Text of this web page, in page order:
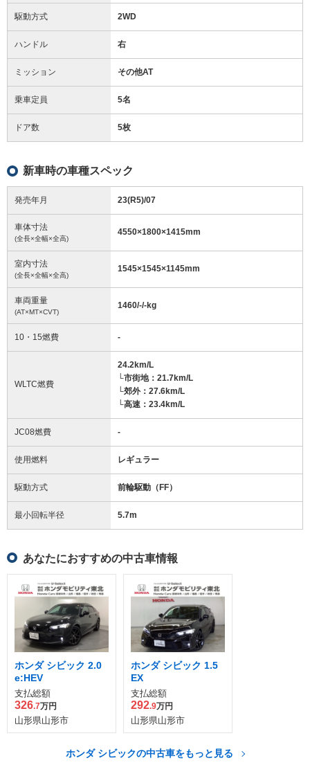
駆動方式 2WD
ハンドル 右
ミッション その他AT
乗車定員 5名
ドア数 5枚
新車時の車種スペック
発売年月 23(R5)/07
車体寸法
(全長×全幅×全高)
4550×1800×1415mm
室内寸法
(全長×全幅×全高)
1545×1545×1145mm
車両重量
(AT×MT×CVT)
1460/-/-kg
10・15燃費 -
WLTC燃費
24.2km/L
└市街地：21.7km/L
└郊外：27.6km/L
└高速：23.4km/L
JC08燃費 -
使用燃料 レギュラー
駆動方式 前輪駆動（FF）
最小回転半径 5.7m
あなたにおすすめの中古車情報
ホンダ シビック 2.0
e:HEV
支払総額
326.7万円
山形県山形市
ホンダ シビック 1.5
EX
支払総額
292.9万円
山形県山形市
ホンダ シビックの中古車をもっと見る